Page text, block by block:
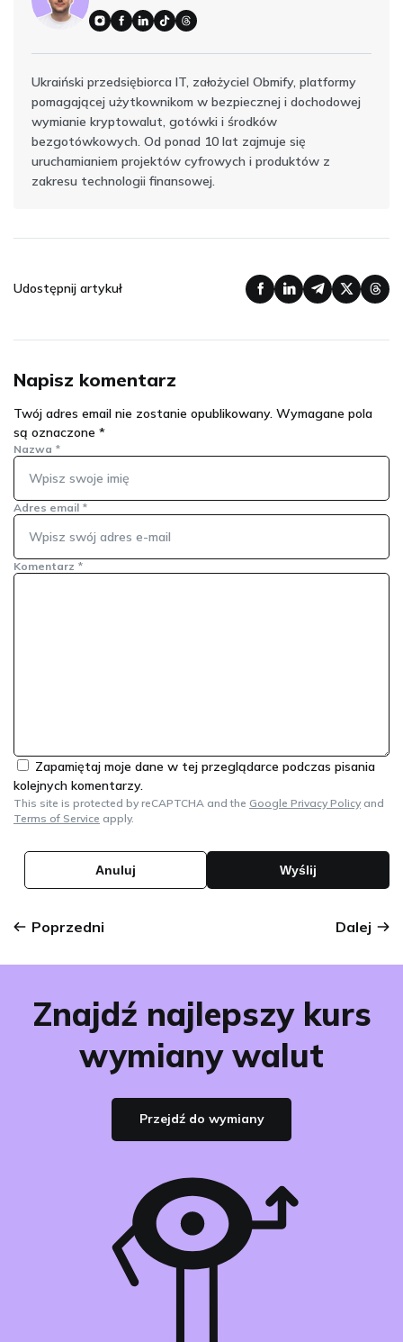
Ukraiński przedsiębiorca IT, założyciel Obmify, platformy
pomagającej użytkownikom w bezpiecznej i dochodowej
wymianie kryptowalut, gotówki i środków
bezgotówkowych. Od ponad 10 lat zajmuje się
uruchamianiem projektów cyfrowych i produktów z
zakresu technologii finansowej.
Udostępnij artykuł
Napisz komentarz
Twój adres email nie zostanie opublikowany. Wymagane pola
są oznaczone *
Komentarz *
Nazwa *
Adres email *
Zapamiętaj moje dane w tej przeglądarce podczas pisania
kolejnych komentarzy.
This site is protected by reCAPTCHA and the Google Privacy Policy and
Terms of Service apply.
Poprzedni Dalej
Znajdź najlepszy kurs
wymiany walut
Przejdź do wymiany